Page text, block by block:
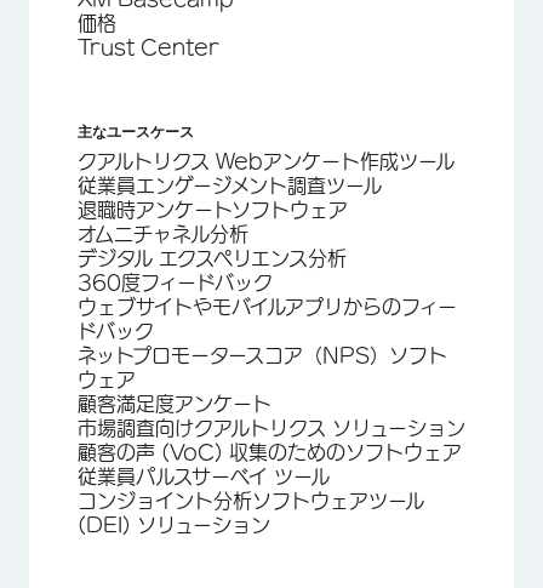
価格
Trust Center
主なユースケース
クアルトリクス Webアンケート作成ツール
従業員エンゲージメント調査ツール
退職時アンケートソフトウェア
オムニチャネル分析
デジタル エクスペリエンス分析
360度フィードバック
ウェブサイトやモバイルアプリからのフィー
ドバック
ネットプロモータースコア（NPS）ソフト
ウェア
顧客満足度アンケート
市場調査向けクアルトリクス ソリューション
顧客の声 (VoC) 収集のためのソフトウェア
従業員パルスサーベイ ツール
コンジョイント分析ソフトウェアツール
(DEI) ソリューション